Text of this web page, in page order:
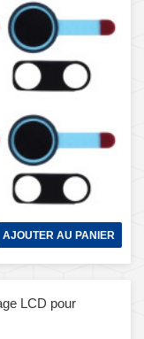
AJOUTER AU PANIER
LCD pour